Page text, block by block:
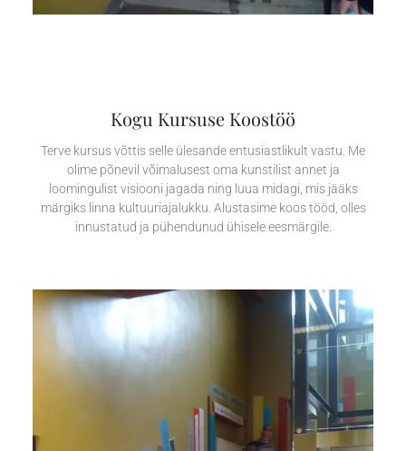
Kogu Kursuse Koostöö
Terve kursus võttis selle ülesande entusiastlikult vastu. Me
olime põnevil võimalusest oma kunstilist annet ja
loomingulist visiooni jagada ning luua midagi, mis jääks
märgiks linna kultuuriajalukku. Alustasime koos tööd, olles
innustatud ja pühendunud ühisele eesmärgile.